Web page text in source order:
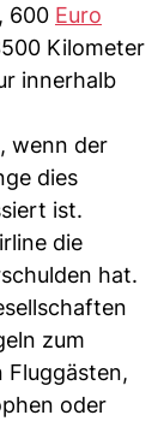
600 Euro
Kilometer
innerhalb
wenn der
dies
ist.
die
hat.
zum
Fluggästen,
oder